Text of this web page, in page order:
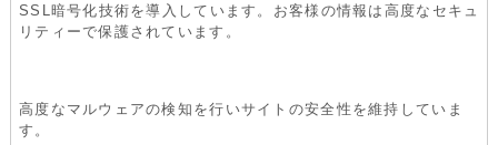
SSL暗号化技術を導入しています。お客様の情報は高度なセキュ
リティーで保護されています。
高度なマルウェアの検知を行いサイトの安全性を維持していま
す。